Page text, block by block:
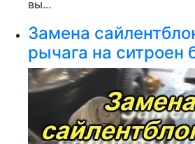
вы...
Замена
рычага на ситроен